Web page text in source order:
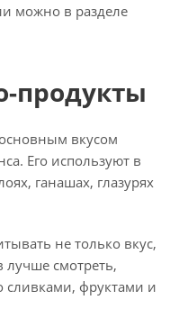
можно в разделе
продукты
вкусом
Его используют в
ганашах, глазурях
не только вкус,
лучше смотреть,
сливками, фруктами и